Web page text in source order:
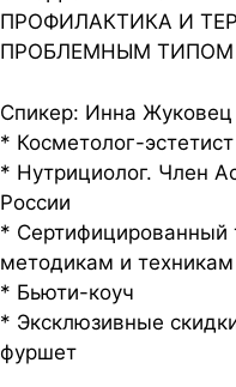
ПРОФИЛАКТИКА И
ПРОБЛЕМНЫМ
Спикер: Инна Жуковец
* Косметолог-
* Нутрициолог. Член
России
* Сертифицированный
методикам и
* Бьюти-коуч
* Эксклюзивные
фуршет